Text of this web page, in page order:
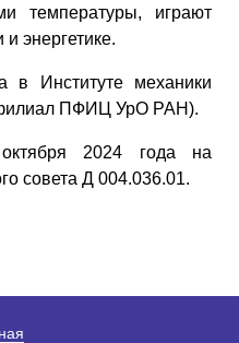
температуры, играют
энергетике.
в Институте механики
ПФИЦ УрО РАН).
2024 года на
совета Д 004.036.01.